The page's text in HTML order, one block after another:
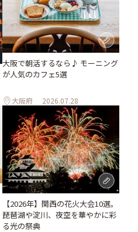
大阪で朝活するなら♪ モーニング
が人気のカフェ5選
大阪府 2026.07.28
【2026年】関西の花火大会10選。
琵琶湖や淀川、夜空を華やかに彩
る光の祭典